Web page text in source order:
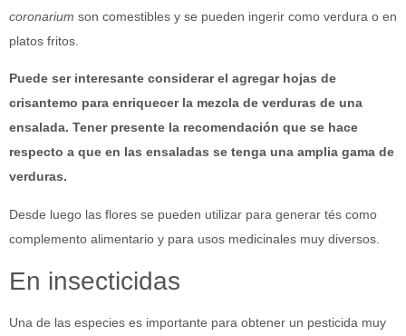
coronarium son comestibles y se pueden ingerir como verdura o en
platos fritos.
Puede ser interesante considerar el agregar hojas de
crisantemo para enriquecer la mezcla de verduras de una
ensalada. Tener presente la recomendación que se hace
respecto a que en las ensaladas se tenga una amplia gama de
verduras.
Desde luego las flores se pueden utilizar para generar tés como
complemento alimentario y para usos medicinales muy diversos.
En insecticidas
Una de las especies es importante para obtener un pesticida muy